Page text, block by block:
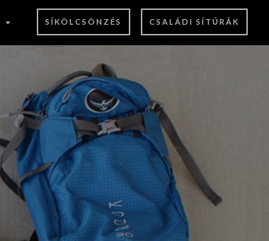
SÍKÖLCSÖNZÉS CSALÁDI SÍTÚRÁK